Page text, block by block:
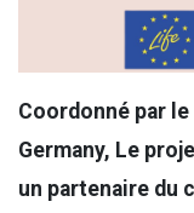
Coordonné par
Germany, Le
un partenaire du